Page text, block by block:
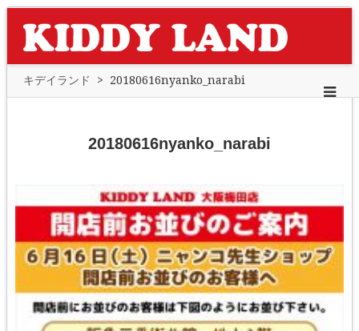
キデイランド > 20180616nyanko_narabi
20180616nyanko_narabi